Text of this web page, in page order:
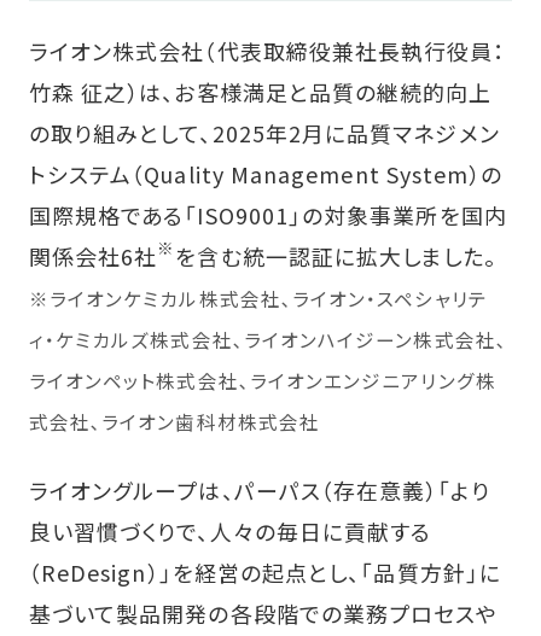
ライオン株式会社（代表取締役兼社長執行役員：
竹森 征之）は、お客様満足と品質の継続的向上
の取り組みとして、2025年2月に品質マネジメン
トシステム（Quality Management System）の
国際規格である「ISO9001」の対象事業所を国内
関係会社6社 ※ を含む統一認証に拡大しました。
※ライオンケミカル株式会社､ライオン・スペシャリテ
ィ・ケミカルズ株式会社､ライオンハイジーン株式会社､
ライオンペット株式会社､ライオンエンジニアリング株
式会社､ライオン歯科材株式会社
ライオングループは、パーパス（存在意義）「より
良い習慣づくりで、人々の毎日に貢献する
（ReDesign）」を経営の起点とし、「品質方針」に
基づいて製品開発の各段階での業務プロセスや